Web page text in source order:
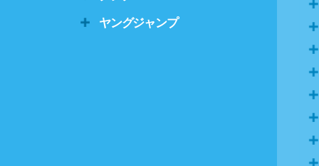
ヤングジャンプ